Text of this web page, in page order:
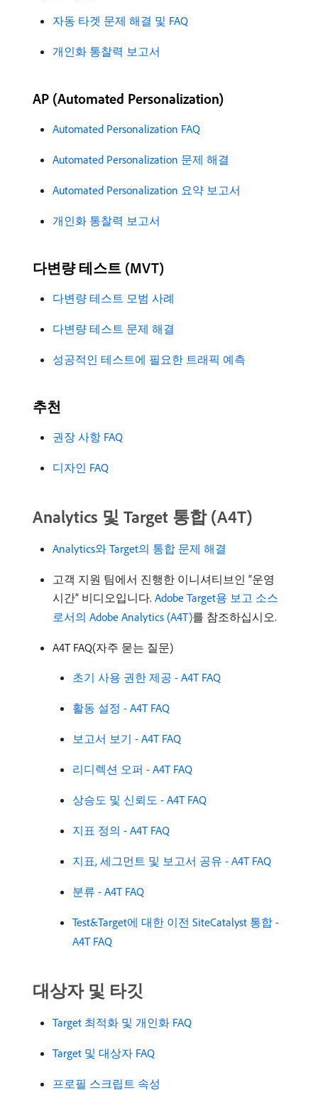
자동 타겟 문제 해결 및 FAQ
개인화 통찰력 보고서
AP (Automated Personalization)
Automated Personalization FAQ
Automated Personalization 문제 해결
Automated Personalization 요약 보고서
개인화 통찰력 보고서
다변량 테스트 (MVT)
다변량 테스트 모범 사례
다변량 테스트 문제 해결
성공적인 테스트에 필요한 트래픽 예측
추천
권장 사항 FAQ
디자인 FAQ
Analytics 및 Target 통합 (A4T)
Analytics와 Target의 통합 문제 해결
고객 지원 팀에서 진행한 이니셔티브인 “운영
시간” 비디오입니다. Adobe Target용 보고 소스
로서의 Adobe Analytics (A4T)를 참조하십시오.
A4T FAQ(자주 묻는 질문)
초기 사용 권한 제공 - A4T FAQ
활동 설정 - A4T FAQ
보고서 보기 - A4T FAQ
리디렉션 오퍼 - A4T FAQ
상승도 및 신뢰도 - A4T FAQ
지표 정의 - A4T FAQ
지표, 세그먼트 및 보고서 공유 - A4T FAQ
분류 - A4T FAQ
Test&Target에 대한 이전 SiteCatalyst 통합 -
A4T FAQ
대상자 및 타깃
Target 최적화 및 개인화 FAQ
Target 및 대상자 FAQ
프로필 스크립트 속성